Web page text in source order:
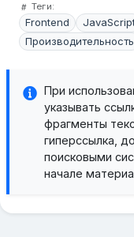
Теги:
Frontend
Производительность
При
указывать
фрагменты
гиперссылка,
поисковыми
начале